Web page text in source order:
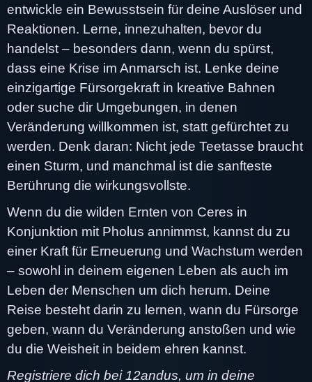
entwickle ein Bewusstsein für deine Auslöser und
Reaktionen. Lerne, innezuhalten, bevor du
handelst – besonders dann, wenn du spürst,
dass eine Krise im Anmarsch ist. Lenke deine
einzigartige Fürsorgekraft in kreative Bahnen
oder suche dir Umgebungen, in denen
Veränderung willkommen ist, statt gefürchtet zu
werden. Denk daran: Nicht jede Teetasse braucht
einen Sturm, und manchmal ist die sanfteste
Berührung die wirkungsvollste.
Wenn du die wilden Ernten von Ceres in
Konjunktion mit Pholus annimmst, kannst du zu
einer Kraft für Erneuerung und Wachstum werden
– sowohl in deinem eigenen Leben als auch im
Leben der Menschen um dich herum. Deine
Reise besteht darin zu lernen, wann du Fürsorge
geben, wann du Veränderung anstoßen und wie
du die Weisheit in beidem ehren kannst.
Registriere dich bei 12andus, um in deine